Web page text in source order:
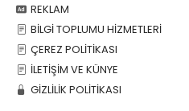
REKLAM
BİLGİ TOPLUMU HİZMETLERİ
ÇEREZ POLİTİKASI
İLETİŞİM VE KÜNYE
GİZLİLİK POLİTİKASI